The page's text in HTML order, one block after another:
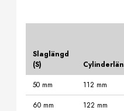
Slaglängd
(S)
50 mm
112 mm
60 mm
122 mm